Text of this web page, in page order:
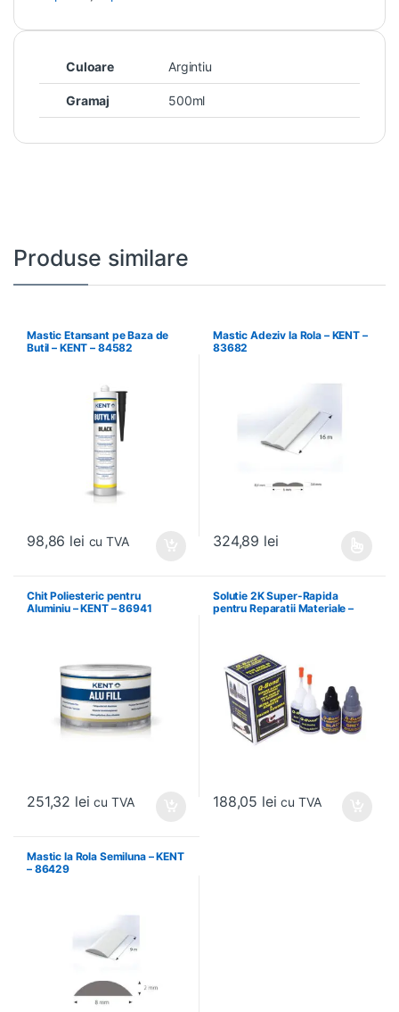
Culoare Argintiu
Gramaj 500ml
Produse similare
Mastic Etansant pe Baza de
Butil – KENT – 84582
98,86 lei cu TVA
Mastic Adeziv la Rola – KENT –
83682
324,89 lei
Chit Poliesteric pentru
Aluminiu – KENT – 86941
251,32 lei cu TVA
Solutie 2K Super-Rapida
pentru Reparatii Materiale –
188,05 lei cu TVA
Mastic la Rola Semiluna – KENT
– 86429